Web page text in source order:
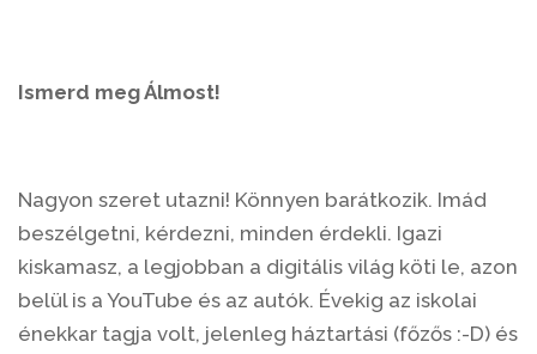
Ismerd meg Álmost!
Nagyon szeret utazni! Könnyen barátkozik. Imád
beszélgetni, kérdezni, minden érdekli. Igazi
kiskamasz, a legjobban a digitális világ köti le, azon
belül is a YouTube és az autók. Évekig az iskolai
énekkar tagja volt, jelenleg háztartási (főzős :-D) és